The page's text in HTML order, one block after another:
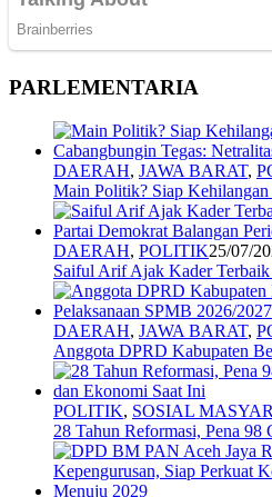
PARLEMENTARIA
DAERAH, JAWA BARAT,
Main Politik? Siap
DAERAH, POLITIK25/07/
Saiful Arif Ajak Kader
DAERAH, JAWA BARAT,
Anggota DPRD Kabupaten
POLITIK, SOSIAL
28 Tahun Reformasi, Pena 98